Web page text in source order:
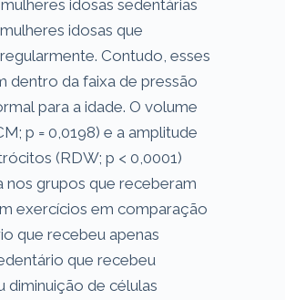
idosas sedentárias
idosas que
Contudo, esses
dentro da faixa de pressão
para a idade. O volume
p = 0,0198) e a amplitude
(RDW; p < 0,0001)
nos grupos que receberam
exercícios em comparação
que recebeu apenas
que recebeu
de células